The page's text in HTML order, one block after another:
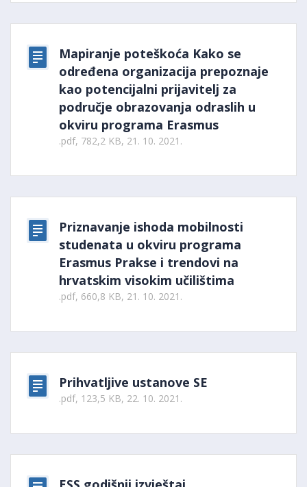
Mapiranje poteškoća Kako se
određena organizacija prepoznaje
kao potencijalni prijavitelj za
područje obrazovanja odraslih u
okviru programa Erasmus
.pdf, 782,2 KB, 21. 10. 2021.
Priznavanje ishoda mobilnosti
studenata u okviru programa
Erasmus Prakse i trendovi na
hrvatskim visokim učilištima
.pdf, 660,8 KB, 21. 10. 2021.
Prihvatljive ustanove SE
.pdf, 123,5 KB, 22. 10. 2021.